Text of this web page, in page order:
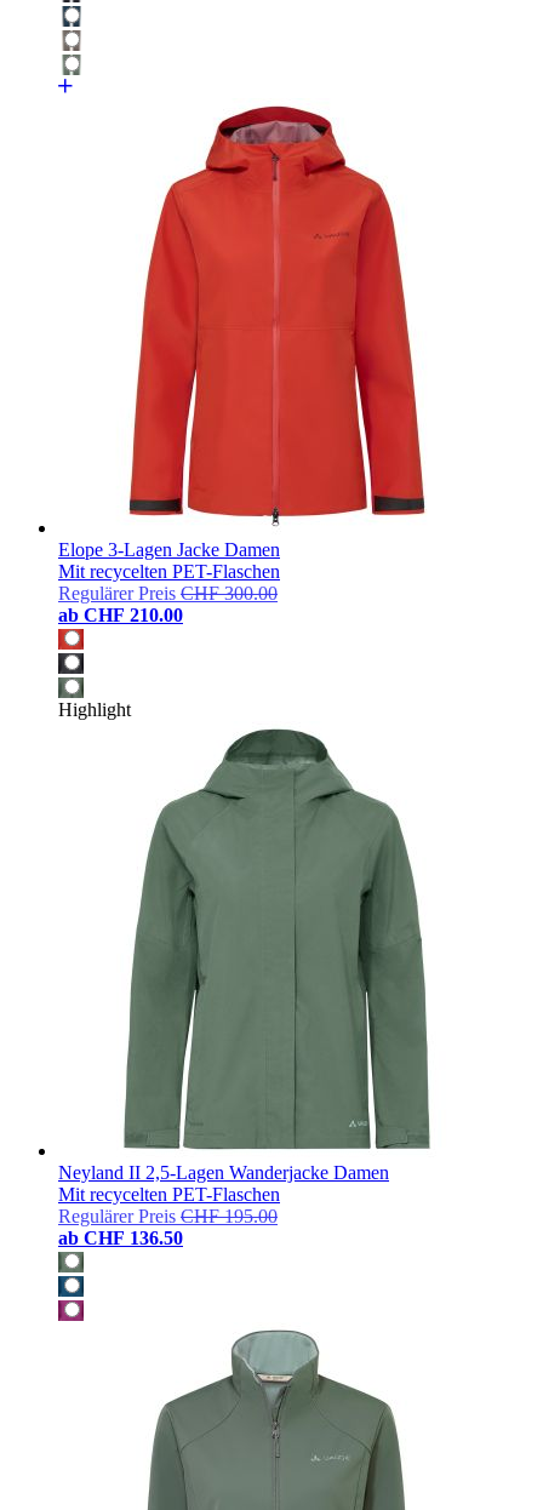
Elope 3-Lagen Jacke Damen
Mit recycelten PET-Flaschen
Regulärer Preis CHF 300.00
ab CHF 210.00
Highlight
Neyland II 2,5-Lagen Wanderjacke Damen
Mit recycelten PET-Flaschen
Regulärer Preis CHF 195.00
ab CHF 136.50